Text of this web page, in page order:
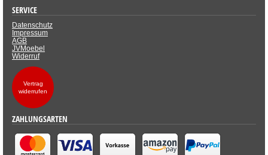
SERVICE
Datenschutz
Impressum
AGB
JVMoebel
Widerruf
Vertrag
widerrufen
ZAHLUNGSARTEN